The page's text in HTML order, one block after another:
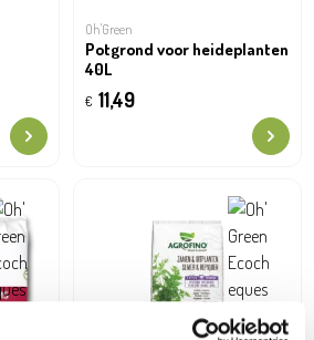
Oh'Green
Potgrond voor heideplanten
40L
€ 11,49